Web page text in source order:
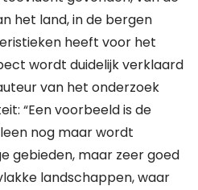
het land, in de bergen
heeft voor het
wordt duidelijk verklaard
van het onderzoek
“Een voorbeeld is de
nog maar wordt
gebieden, maar zeer goed
landschappen, waar